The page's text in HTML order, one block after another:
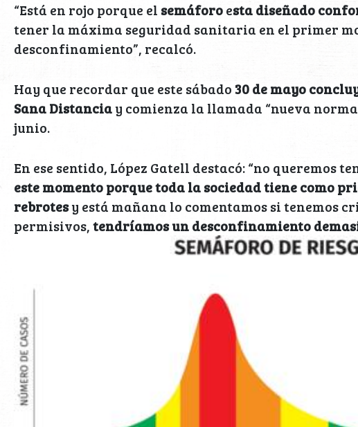
“Está en rojo porque el semáforoesta diseñado
tener la máxima seguridad sanitaria en el primer
desconfinamiento”, recalcó.
Hay que recordar que este sábado30 de mayo
Sana Distanciay comienza la llamada “nueva
junio.
En ese sentido, López Gatell destacó: “no queremos
este momento porque toda la sociedad tiene como
rebrotesy está mañana lo comentamos si tenemos
permisivos,tendríamos un desconfinamiento